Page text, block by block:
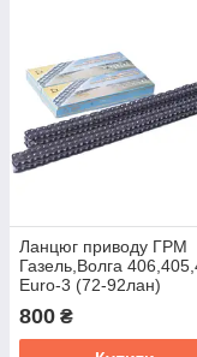
Ланцюг приводу ГРМ
Газель,Волга
Euro-3 (72-92лан)
Прибалт. 9V2-1040
800 ₴